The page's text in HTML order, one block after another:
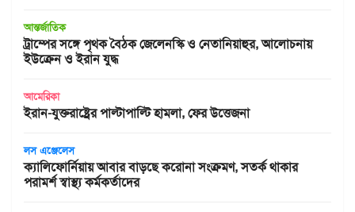
আন্তর্জাতিক
ট্রাম্পের সঙ্গে পৃথক বৈঠক জেলেনস্কি ও নেতানিয়াহুর, আলোচনায়
ইউক্রেন ও ইরান যুদ্ধ
আমেরিকা
ইরান-যুক্তরাষ্ট্রের পাল্টাপাল্টি হামলা, ফের উত্তেজনা
লস এঞ্জেলেস
ক্যালিফোর্নিয়ায় আবার বাড়ছে করোনা সংক্রমণ, সতর্ক থাকার
পরামর্শ স্বাস্থ্য কর্মকর্তাদের